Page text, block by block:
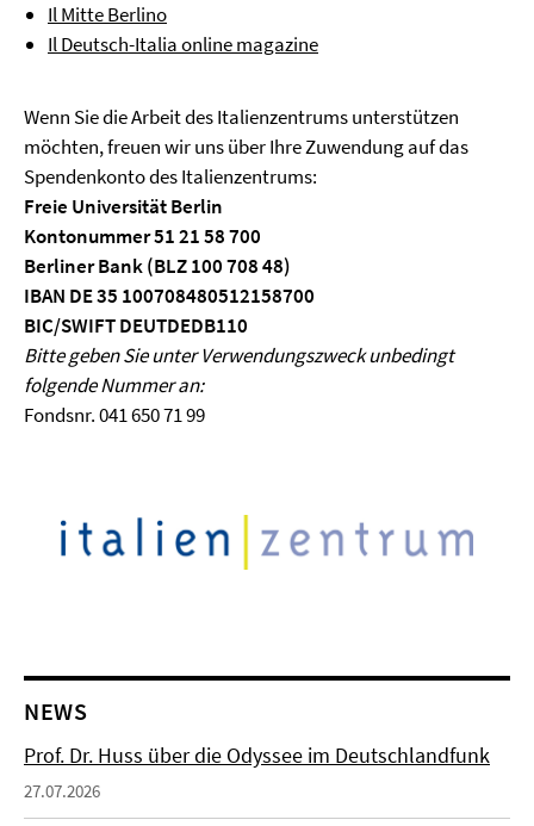
Il Mitte Berlino
Il Deutsch-Italia online magazine
Wenn Sie die Arbeit des Italienzentrums unterstützen
möchten, freuen wir uns über Ihre Zuwendung auf das
Spendenkonto des Italienzentrums:
Freie Universität Berlin
Kontonummer 51 21 58 700
Berliner Bank (BLZ 100 708 48)
IBAN DE 35 100708480512158700
BIC/SWIFT DEUTDEDB110
Bitte geben Sie unter Verwendungszweck unbedingt
folgende Nummer an:
Fondsnr. 041 650 71 99
NEWS
Prof. Dr. Huss über die Odyssee im Deutschlandfunk
27.07.2026